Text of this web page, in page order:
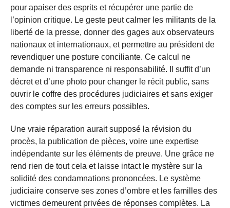
pour apaiser des esprits et récupérer une partie de
l’opinion critique. Le geste peut calmer les militants de la
liberté de la presse, donner des gages aux observateurs
nationaux et internationaux, et permettre au président de
revendiquer une posture conciliante. Ce calcul ne
demande ni transparence ni responsabilité. Il suffit d’un
décret et d’une photo pour changer le récit public, sans
ouvrir le coffre des procédures judiciaires et sans exiger
des comptes sur les erreurs possibles.
Une vraie réparation aurait supposé la révision du
procès, la publication de pièces, voire une expertise
indépendante sur les éléments de preuve. Une grâce ne
rend rien de tout cela et laisse intact le mystère sur la
solidité des condamnations prononcées. Le système
judiciaire conserve ses zones d’ombre et les familles des
victimes demeurent privées de réponses complètes. La